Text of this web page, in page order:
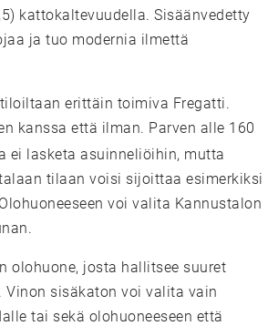
kattokaltevuudella. Sisäänvedetty
ja tuo modernia ilmettä
erittäin toimiva Fregatti.
kanssa että ilman. Parven alle 160
ei lasketa asuinneliöihin, mutta
tilaan voisi sijoittaa esimerkiksi
voi valita Kannustalon
olohuone, josta hallitsee suuret
Vinon sisäkaton voi valita vain
tai sekä olohuoneeseen että